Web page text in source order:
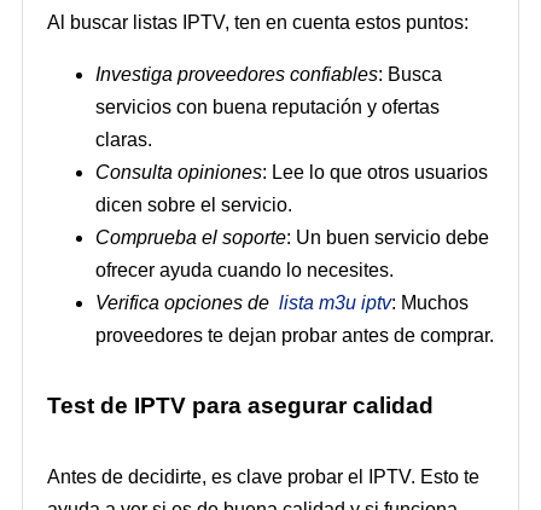
Al buscar listas IPTV, ten en cuenta estos puntos:
Investiga proveedores confiables: Busca
servicios con buena reputación y ofertas
claras.
Consulta opiniones: Lee lo que otros usuarios
dicen sobre el servicio.
Comprueba el soporte: Un buen servicio debe
ofrecer ayuda cuando lo necesites.
Verifica opciones de lista m3u iptv: Muchos
proveedores te dejan probar antes de comprar.
Test de IPTV para asegurar calidad
Antes de decidirte, es clave probar el IPTV. Esto te